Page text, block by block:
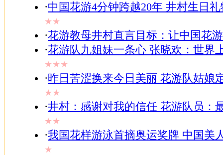
·中国花游4分钟跨越20年 井村生日
★★
·花游教母井村直言目标：让中国花
·花游队九姐妹一条心 张晓欢：世界
★★★
·昨日苦涩换来今日美丽 花游队姑娘
★★
·井村：感谢对我的信任 花游队员：
★★
·我国花样游泳首摘奥运奖牌 中国美
★